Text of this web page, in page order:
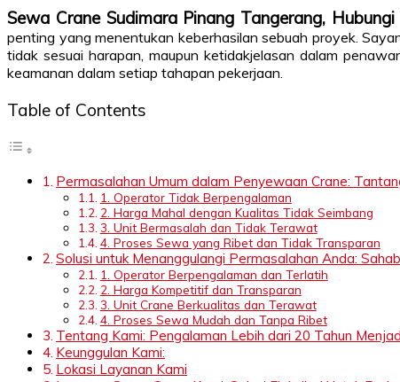
Sewa Crane Sudimara Pinang Tangerang,
penting yang menentukan keberhasilan sebuah proyek.
tidak sesuai harapan, maupun ketidakjelasan dalam
keamanan dalam setiap tahapan pekerjaan.
Table of Contents
Permasalahan Umum dalam Penyewaan Crane:
1. Operator Tidak Berpengalaman
2. Harga Mahal dengan Kualitas Tidak Seimbang
3. Unit Bermasalah dan Tidak Terawat
4. Proses Sewa yang Ribet dan Tidak Transparan
Solusi untuk Menanggulangi Permasalahan Anda:
1. Operator Berpengalaman dan Terlatih
2. Harga Kompetitif dan Transparan
3. Unit Crane Berkualitas dan Terawat
4. Proses Sewa Mudah dan Tanpa Ribet
Tentang Kami: Pengalaman Lebih dari 20 Tahun
Keunggulan Kami:
Lokasi Layanan Kami